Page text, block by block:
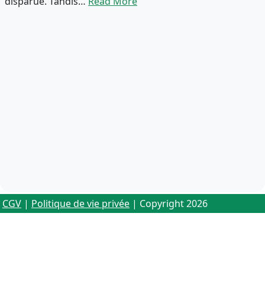
CGV | Politique de vie privée | Copyright 2026